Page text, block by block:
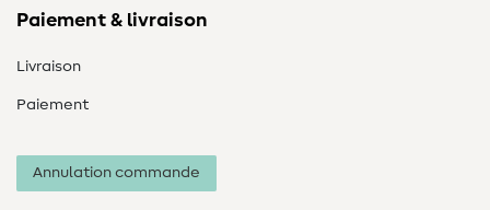
Paiement & livraison
Livraison
Paiement
Annulation commande